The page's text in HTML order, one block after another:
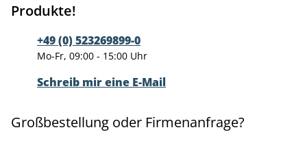
Produkte!
+49 (0) 523269899-0
Mo-Fr, 09:00 - 15:00 Uhr
Schreib mir eine E-Mail
Großbestellung oder Firmenanfrage?